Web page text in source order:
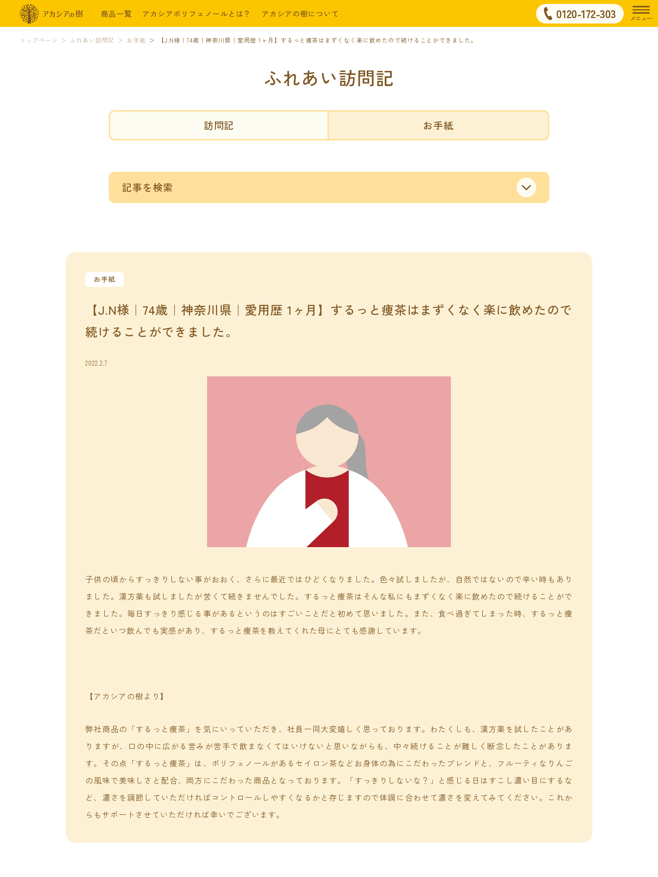
メニュー
商品一覧 アカシアポリフェノールとは？ アカシアの樹について 0120-172-303
トップページ ふれあい訪問記 お手紙 【J.N様｜74歳｜神奈川県｜愛用歴 1ヶ月】するっと痩茶はまずくなく楽に飲めたので続けることができました。
ふれあい訪問記
訪問記 お手紙
記事を検索
お手紙
【J.N様｜74歳｜神奈川県｜愛用歴 1ヶ月】するっと痩茶はまずくなく楽に飲めたので
続けることができました。
2022.2.7
子供の頃からすっきりしない事がおおく、さらに最近ではひどくなりました。色々試しましたが、自然ではないので辛い時もあり
ました。漢方薬も試しましたが苦くて続きませんでした。するっと痩茶はそんな私にもまずくなく楽に飲めたので続けることがで
きました。毎日すっきり感じる事があるというのはすごいことだと初めて思いました。また、食べ過ぎてしまった時、するっと痩
茶だといつ飲んでも実感があり、するっと痩茶を教えてくれた母にとても感謝しています。
【アカシアの樹より】
弊社商品の「するっと痩茶」を気にいっていただき、社員一同大変嬉しく思っております。わたくしも、漢方薬を試したことがあ
りますが、口の中に広がる苦みが苦手で飲まなくてはいけないと思いながらも、中々続けることが難しく断念したことがありま
す。その点「するっと痩茶」は、ポリフェノールがあるセイロン茶などお身体の為にこだわったブレンドと、フルーティなりんご
の風味で美味しさと配合、両方にこだわった商品となっております。「すっきりしないな？」と感じる日はすこし濃い目にするな
ど、濃さを調節していただければコントロールしやすくなるかと存じますので体調に合わせて濃さを変えてみてください。これか
らもサポートさせていただければ幸いでございます。